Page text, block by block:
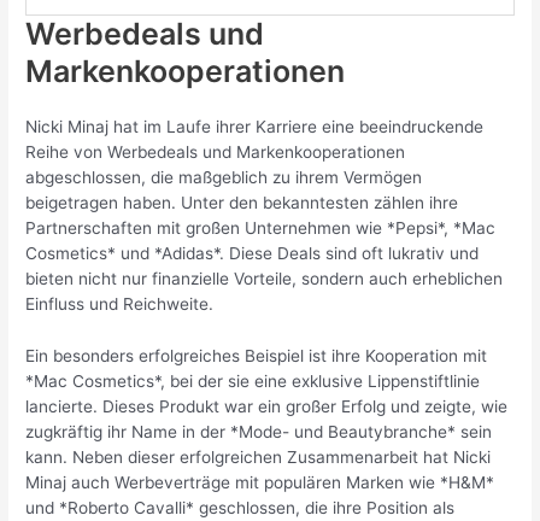
Werbedeals und
Markenkooperationen
Nicki Minaj hat im Laufe ihrer Karriere eine beeindruckende
Reihe von Werbedeals und Markenkooperationen
abgeschlossen, die maßgeblich zu ihrem Vermögen
beigetragen haben. Unter den bekanntesten zählen ihre
Partnerschaften mit großen Unternehmen wie *Pepsi*, *Mac
Cosmetics* und *Adidas*. Diese Deals sind oft lukrativ und
bieten nicht nur finanzielle Vorteile, sondern auch erheblichen
Einfluss und Reichweite.
Ein besonders erfolgreiches Beispiel ist ihre Kooperation mit
*Mac Cosmetics*, bei der sie eine exklusive Lippenstiftlinie
lancierte. Dieses Produkt war ein großer Erfolg und zeigte, wie
zugkräftig ihr Name in der *Mode- und Beautybranche* sein
kann. Neben dieser erfolgreichen Zusammenarbeit hat Nicki
Minaj auch Werbeverträge mit populären Marken wie *H&M*
und *Roberto Cavalli* geschlossen, die ihre Position als